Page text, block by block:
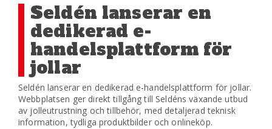
Seldén lanserar en
dedikerad e-
handelsplattform för
jollar
Seldén lanserar en dedikerad e-handelsplattform för jollar.
Webbplatsen ger direkt tillgång till Seldéns växande utbud
av jolleutrustning och tillbehör, med detaljerad teknisk
information, tydliga produktbilder och onlineköp.